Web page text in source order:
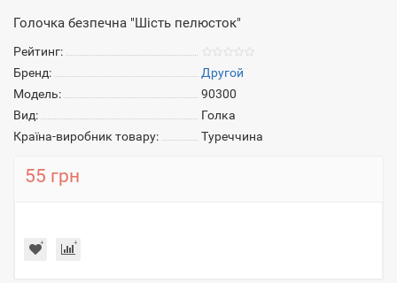
Голочка безпечна "Шість пелюсток"
Рейтинг:
Бренд:
Другой
Модель:
90300
Вид:
Голка
Країна-виробник товару:
Туреччина
55 грн